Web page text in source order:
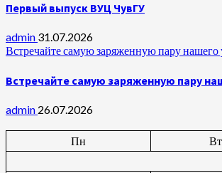
Первый выпуск ВУЦ ЧувГУ
admin 31.07.2026
Встречайте самую заряженную пару
Встречайте самую заряженную пару
admin 26.07.2026
Пн
Вт